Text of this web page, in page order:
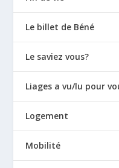
Le billet de Béné
Le saviez vous?
Liages a vu/lu pour
Logement
Mobilité